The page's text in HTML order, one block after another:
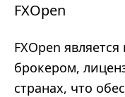
FXOpen
FXOpen
брокером,
странах, что